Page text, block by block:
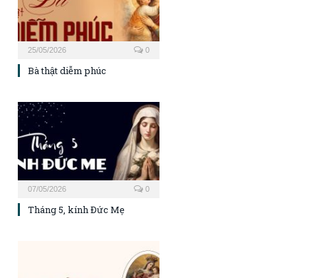
25/05/2026 0
Bà thật diễm phúc
07/05/2026 0
Tháng 5, kính Đức Mẹ